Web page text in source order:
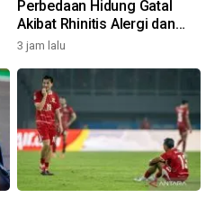
Perbedaan Hidung Gatal
Akibat Rhinitis Alergi dan
Pilek Infeksi
3 jam lalu